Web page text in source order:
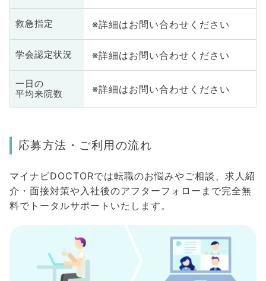
救急指定 ※詳細はお問い合わせください
学会認定状況 ※詳細はお問い合わせください
一日の
平均来院数
※詳細はお問い合わせください
応募方法・ご利用の流れ
マイナビDOCTORでは転職のお悩みやご相談、求人紹
介・面接対策や入社後のアフターフォローまで完全無
料でトータルサポートいたします。